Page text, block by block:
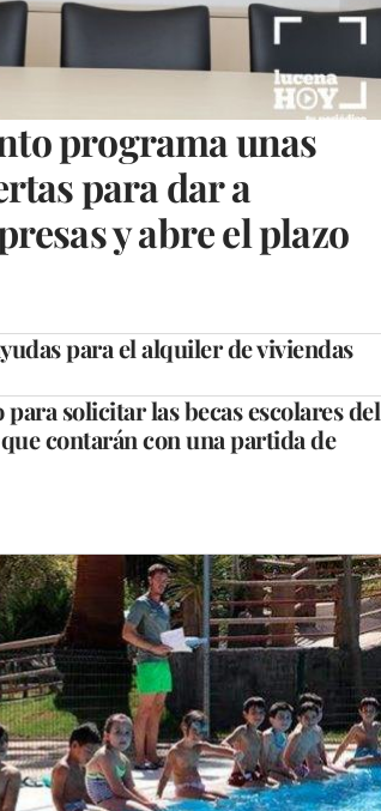
programa unas
para dar a
y abre el plazo
para el alquiler de viviendas
para solicitar las becas escolares del
contarán con una partida de